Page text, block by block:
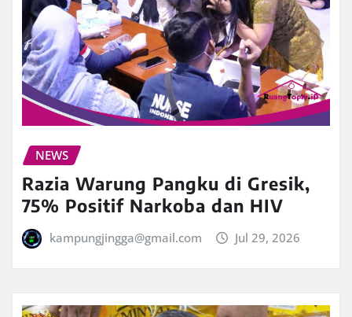
NEWS
Razia Warung Pangku di Gresik,
75% Positif Narkoba dan HIV
kampungjingga@gmail.com Jul 29, 2026